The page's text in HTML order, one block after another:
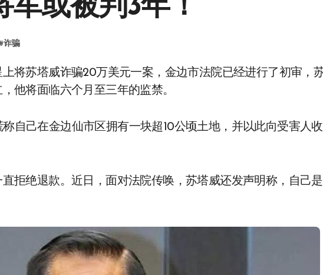
或被判3年！
诈骗
他将面临六个月至三年的监禁。
称自己在金边仙市区拥有一块超10公顷土地，并以此向受害人收
拒绝退款。近日，面对法院传唤，苏塔威还发声明称，自己是